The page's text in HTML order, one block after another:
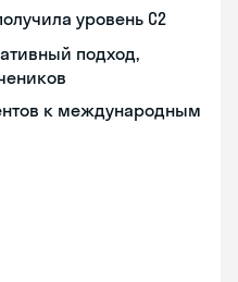
уровень С2
подход,
к международным